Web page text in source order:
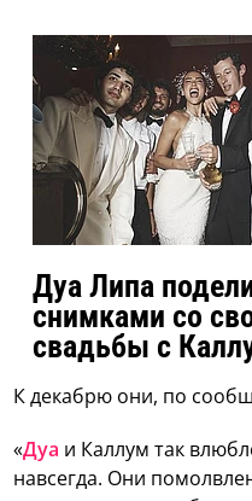
Дуа Липа
снимками со
свадьбы с
К декабрю они, по
«Дуа и Каллум так
навсегда. Они